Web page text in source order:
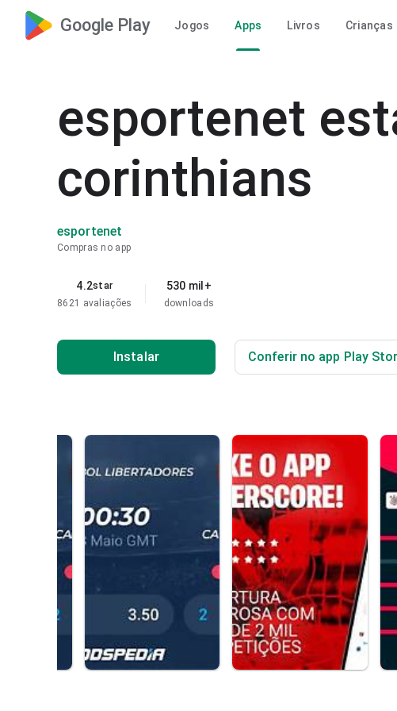
Google Play Jogos Apps Livros Crianças
esportenet
corinthians
esportenet
Compras no app
4.2star
8621 avaliações
530 mil+
downloads
Instalar Conferir no app Play